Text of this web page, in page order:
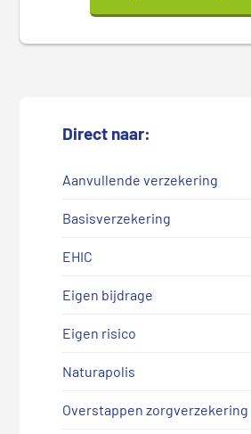
Direct naar:
Aanvullende verzekering
Basisverzekering
EHIC
Eigen bijdrage
Eigen risico
Naturapolis
Overstappen zorgverzekering